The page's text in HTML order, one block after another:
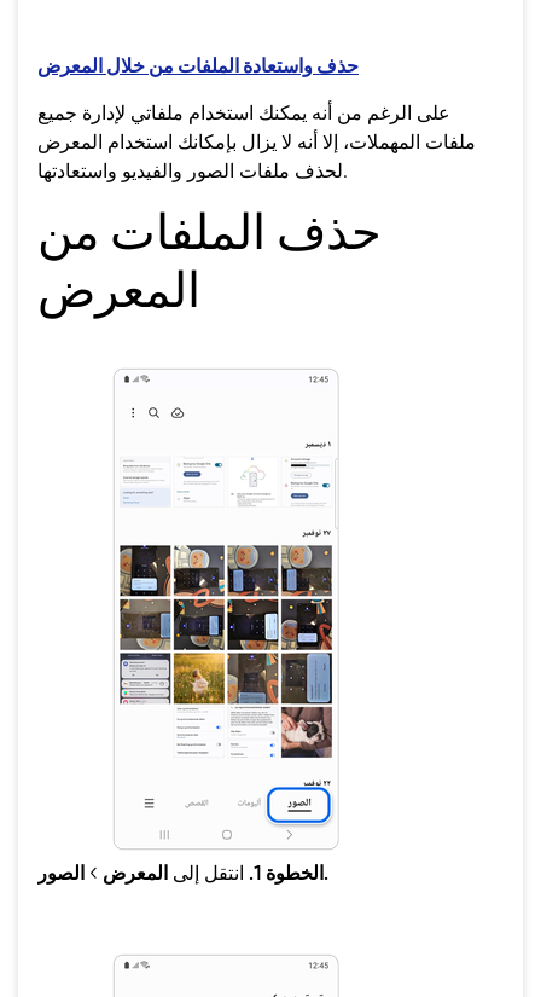
حذف واستعادة الملفات من خلال المعرض
على الرغم من أنه يمكنك استخدام ملفاتي لإدارة جميع
ملفات المهملات، إلا أنه لا يزال بإمكانك استخدام المعرض
لحذف ملفات الصور والفيديو واستعادتها.
حذف الملفات من
المعرض
الخطوة 1. انتقل إلى المعرض > الصور.